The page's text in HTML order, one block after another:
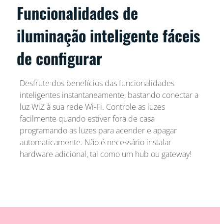
Funcionalidades de
iluminação inteligente fáceis
de configurar
Desfrute dos benefícios das funcionalidades
inteligentes instantaneamente, bastando conectar a
luz WiZ à sua rede Wi-Fi. Controle as luzes
facilmente quando estiver fora de casa
programando as luzes para acender e apagar
automaticamente. Não é necessário instalar
hardware adicional, tal como um hub ou gateway!